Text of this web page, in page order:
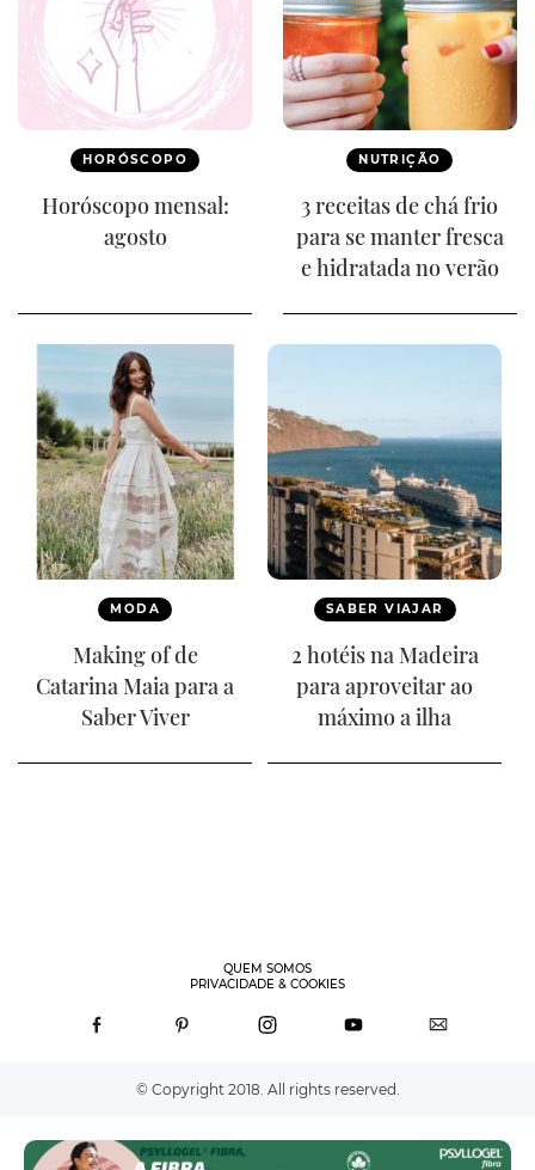
HORÓSCOPO
Horóscopo mensal:
agosto
NUTRIÇÃO
3 receitas de chá frio
para se manter fresca
e hidratada no verão
MODA
Making of de
Catarina Maia para a
Saber Viver
SABER VIAJAR
2 hotéis na Madeira
para aproveitar ao
máximo a ilha
QUEM SOMOS
PRIVACIDADE & COOKIES
© Copyright 2018. All rights reserved.